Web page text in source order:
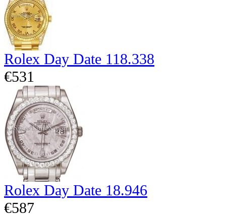
Rolex Day Date 118.338
€531
Rolex Day Date 18.946
€587